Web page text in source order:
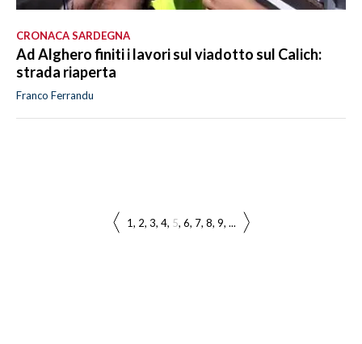
CRONACA SARDEGNA
Ad Alghero finiti i lavori sul viadotto sul Calich:
strada riaperta
Franco Ferrandu
1 2 3 4 5 6 7 8 9 ...